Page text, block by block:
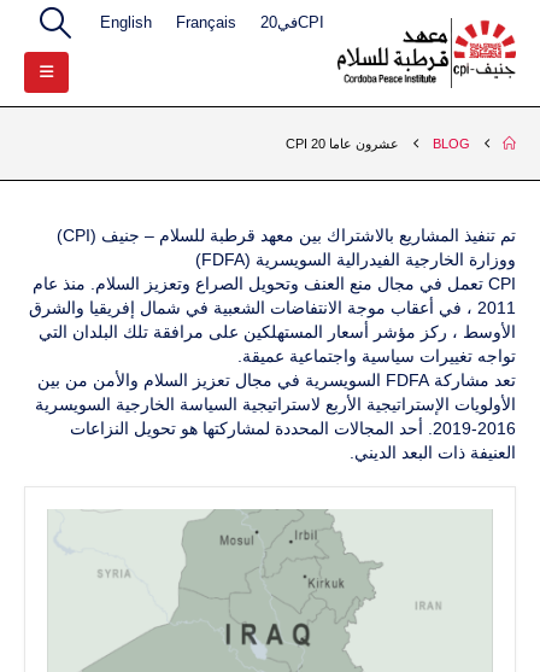
CPIفي20 Français
English
BLOG عشرون عاما 20 CPI
تم تنفيذ المشاريع بالاشتراك بين معهد قرطبة للسلام – جنيف (CPI)
ووزارة الخارجية الفيدرالية السويسرية (FDFA)
CPI تعمل في مجال منع العنف وتحويل الصراع وتعزيز السلام. منذ عام
2011 ، في أعقاب موجة الانتفاضات الشعبية في شمال إفريقيا والشرق
الأوسط ، ركز مؤشر أسعار المستهلكين على مرافقة تلك البلدان التي
تواجه تغييرات سياسية واجتماعية عميقة.
تعد مشاركة FDFA السويسرية في مجال تعزيز السلام والأمن من بين
الأولويات الإستراتيجية الأربع لاستراتيجية السياسة الخارجية السويسرية
2016-2019. أحد المجالات المحددة لمشاركتها هو تحويل النزاعات
العنيفة ذات البعد الديني.